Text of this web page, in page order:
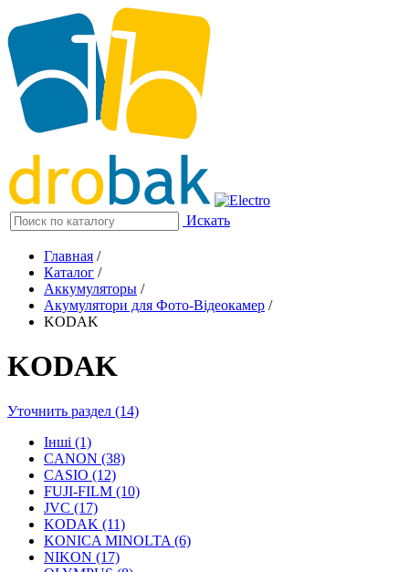
Искать
Главная /
Каталог /
Аккумуляторы /
Акумулятори для Фото-Відеокамер /
KODAK
KODAK
Уточнить раздел (14)
Інші (1)
CANON (38)
CASIO (12)
FUJI-FILM (10)
JVC (17)
KODAK (11)
KONICA MINOLTA (6)
NIKON (17)